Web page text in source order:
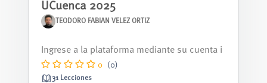
UCuenca 2025
TEODORO FABIAN VELEZ ORTIZ
la Universidad de Cuenca en los fund...
0 (0)
31 Lecciones